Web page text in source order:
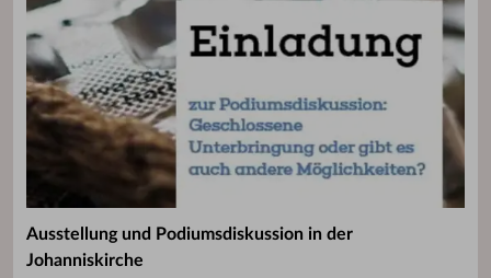
Ausstellung und Podiumsdiskussion in der
Johanniskirche